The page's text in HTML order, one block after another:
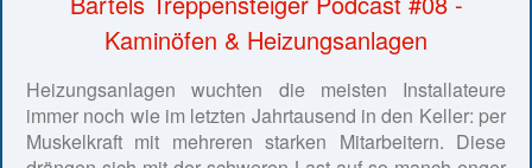
Kaminöfen & Heizungsanlagen
Heizungsanlagen wuchten die meisten Installateure
immer noch wie im letzten Jahrtausend in den Keller: per
Muskelkraft mit mehreren starken Mitarbeitern. Diese